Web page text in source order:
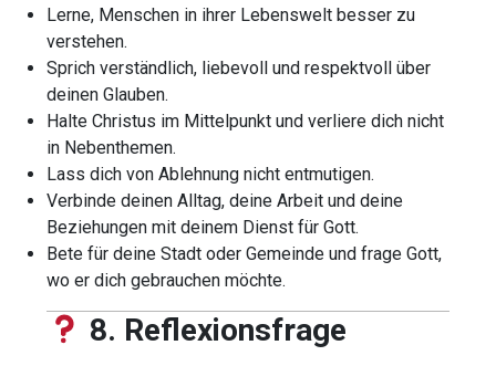
Lerne, Menschen in ihrer Lebenswelt besser zu
verstehen.
Sprich verständlich, liebevoll und respektvoll über
deinen Glauben.
Halte Christus im Mittelpunkt und verliere dich nicht
in Nebenthemen.
Lass dich von Ablehnung nicht entmutigen.
Verbinde deinen Alltag, deine Arbeit und deine
Beziehungen mit deinem Dienst für Gott.
Bete für deine Stadt oder Gemeinde und frage Gott,
wo er dich gebrauchen möchte.
8. Reflexionsfrage